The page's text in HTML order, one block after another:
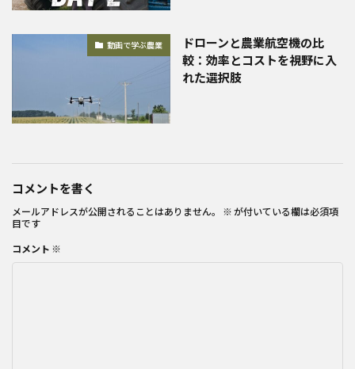
動画で学ぶ農業
ドローンと農業航空機の比
較：効率とコストを視野に入
れた選択肢
コメントを書く
メールアドレスが公開されることはありません。 ※ が付いている欄は必須項
目です
コメント ※